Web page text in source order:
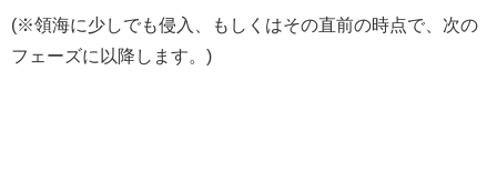
(※領海に少しでも侵入、もしくはその直前の時点で、次の
フェーズに以降します。)